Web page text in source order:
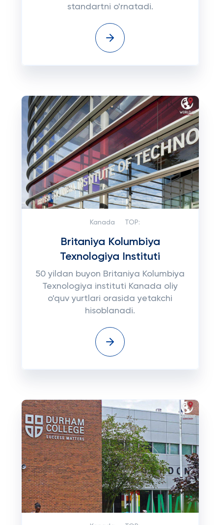
standartni o'rnatadi.
Kanada TOP:
Britaniya Kolumbiya
Texnologiya Instituti
50 yildan buyon Britaniya Kolumbiya
Texnologiya instituti Kanada oliy
o'quv yurtlari orasida yetakchi
hisoblanadi.